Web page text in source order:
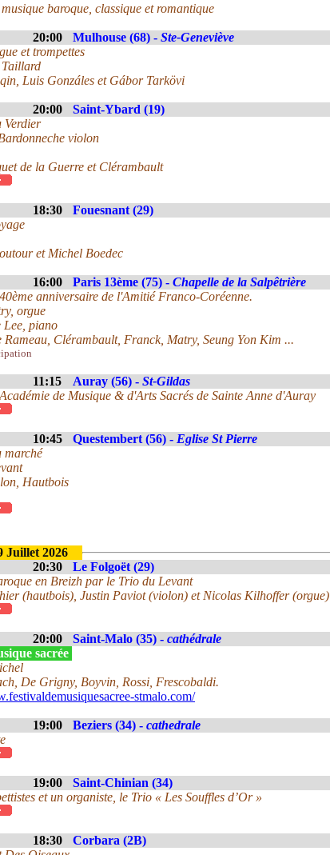
baroque, classique et romantique
20:00 Mulhouse (68) - Ste-Geneviève
et trompettes
Taillard
Luis Gonzáles et Gábor Tarkövi
20:00 Saint-Ybard (19)
Verdier
violon
de la Guerre et Clérambault
18:30 Fouesnant (29)
et Michel Boedec
16:00 Paris 13ème (75) - Chapelle de la Salpêtrière
anniversaire de l'Amitié Franco-Coréenne.
orgue
Lee, piano
Rameau, Clérambault, Franck, Matry, Seung Yon Kim ...
11:15 Auray (56) - St-Gildas
de Musique & d'Arts Sacrés de Sainte Anne d'Auray
10:45 Questembert (56) - Eglise St Pierre
marché
Hautbois
Juillet 2026
20:30
Le Folgoët (29)
en Breizh par le Trio du Levant
(hautbois), Justin Paviot (violon) et Nicolas Kilhoffer (orgue)
20:00 Saint-Malo (35) - cathédrale
sacrée
De Grigny, Boyvin, Rossi, Frescobaldi.
stmalo.com/
19:00 Beziers (34) - cathedrale
19:00 Saint-Chinian (34)
et un organiste, le Trio « Les Souffles d’Or »
18:30 Corbara (2B)